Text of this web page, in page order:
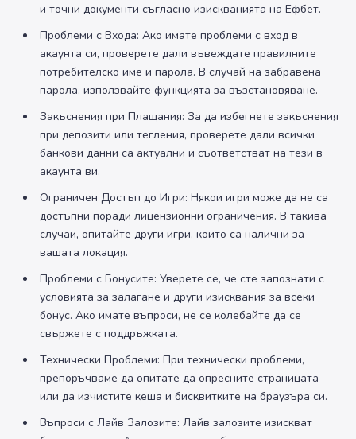
и точни документи съгласно изискванията на Ефбет.
Проблеми с Входа: Ако имате проблеми с вход в
акаунта си, проверете дали въвеждате правилните
потребителско име и парола. В случай на забравена
парола, използвайте функцията за възстановяване.
Закъснения при Плащания: За да избегнете закъснения
при депозити или тегления, проверете дали всички
банкови данни са актуални и съответстват на тези в
акаунта ви.
Ограничен Достъп до Игри: Някои игри може да не са
достъпни поради лицензионни ограничения. В такива
случаи, опитайте други игри, които са налични за
вашата локация.
Проблеми с Бонусите: Уверете се, че сте запознати с
условията за залагане и други изисквания за всеки
бонус. Ако имате въпроси, не се колебайте да се
свържете с поддръжката.
Технически Проблеми: При технически проблеми,
препоръчваме да опитате да опресните страницата
или да изчистите кеша и бисквитките на браузъра си.
Въпроси с Лайв Залозите: Лайв залозите изискват